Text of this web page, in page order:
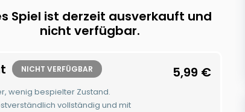
Spiel ist derzeit ausverkauft und
nicht verfügbar.
NICHT VERFÜGBAR
wenig bespielter Zustand.
vollständig und mit
5,99 €